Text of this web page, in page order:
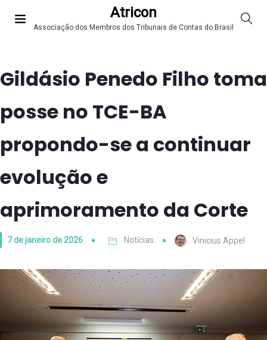
Atricon
Associação dos Membros dos Tribunais de Contas do Brasil
Gildásio Penedo Filho toma
posse no TCE-BA
propondo-se a continuar
evolução e
aprimoramento da Corte
7 de janeiro de 2026 Notícias Vinicius Appel